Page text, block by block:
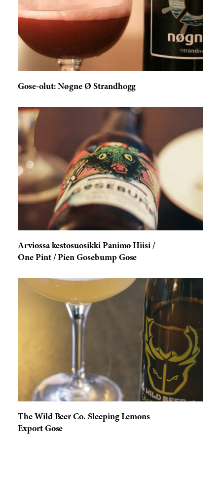
Gose-olut: Nøgne Ø Strandhogg
Arviossa kestosuosikki Panimo Hiisi /
One Pint / Pien Gosebump Gose
The Wild Beer Co. Sleeping Lemons
Export Gose